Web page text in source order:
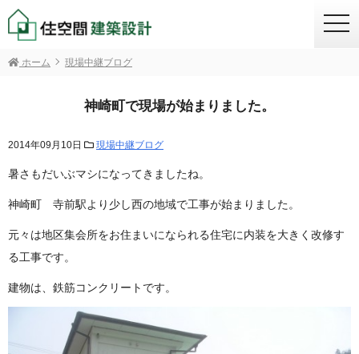
ホーム 現場中継ブログ
神崎町で現場が始まりました。
2014年09月10日 現場中継ブログ
暑さもだいぶマシになってきましたね。
神崎町 寺前駅より少し西の地域で工事が始まりました。
元々は地区集会所をお住まいになられる住宅に内装を大きく改修す
る工事です。
建物は、鉄筋コンクリートです。